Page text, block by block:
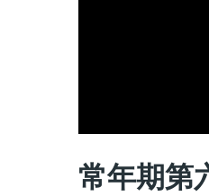
常年期第